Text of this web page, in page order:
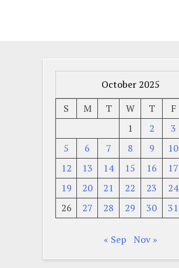
October 2025
S
M T W T F
1
2 3
5
6 7 8 9 10
12
13 14 15 16 17
19
20 21 22 23 24
26
27 28 29 30 31
« Sep Nov »